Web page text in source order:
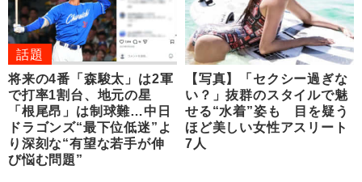
話題
将来の4番「森駿太」は2軍
で打率1割台、地元の星
「根尾昂」は制球難…中日
ドラゴンズ“最下位低迷”よ
り深刻な“有望な若手が伸
び悩む問題”
【写真】「セクシー過ぎな
い？」抜群のスタイルで魅
せる“水着”姿も 目を疑う
ほど美しい女性アスリート
7人